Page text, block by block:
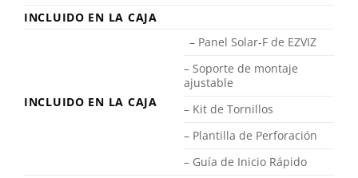
INCLUIDO EN LA CAJA
INCLUIDO EN LA CAJA
– Panel Solar-F de EZVIZ
– Soporte de montaje
ajustable
– Kit de Tornillos
– Plantilla de Perforación
– Guía de Inicio Rápido